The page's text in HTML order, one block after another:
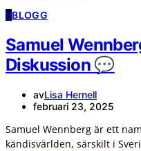
BBLOGG
Samuel
Diskussion 💬
avLisa Hernell
februari 23, 2025
Samuel Wennberg är ett
kändisvärlden, särskilt i